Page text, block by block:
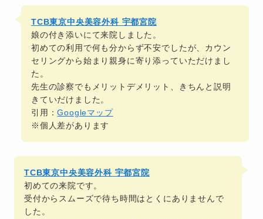
TCB東京中央美容外科 宇都宮院
娘の付き添いにて来院しました。
初めての利用で何も分からず不安でしたが、カウン
セリングから始まり親身に寄り添っていただけまし
た。
先生の診察でもメリットデメリット、きちんと説明
きていだけました。
引用：Googleマップ
※個人差があります
TCB東京中央美容外科 宇都宮院
初めての来院です。
受付からスムーズで待ち時間はとくにありませんで
した。